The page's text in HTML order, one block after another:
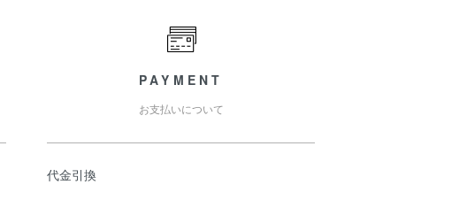
PAYMENT
お支払いについて
代金引換